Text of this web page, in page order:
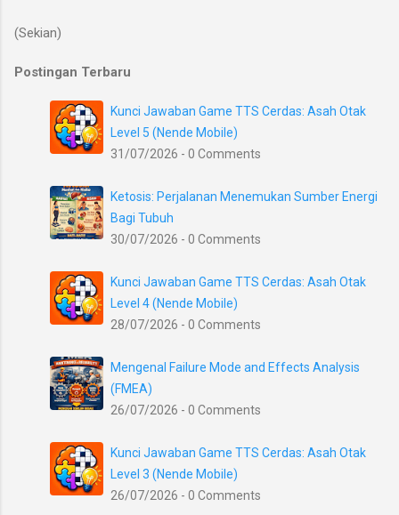
(Sekian)
Postingan Terbaru
Kunci Jawaban Game TTS Cerdas: Asah Otak
Level 5 (Nende Mobile)
31/07/2026 - 0 Comments
Ketosis: Perjalanan Menemukan Sumber Energi
Bagi Tubuh
30/07/2026 - 0 Comments
Kunci Jawaban Game TTS Cerdas: Asah Otak
Level 4 (Nende Mobile)
28/07/2026 - 0 Comments
Mengenal Failure Mode and Effects Analysis
(FMEA)
26/07/2026 - 0 Comments
Kunci Jawaban Game TTS Cerdas: Asah Otak
Level 3 (Nende Mobile)
26/07/2026 - 0 Comments